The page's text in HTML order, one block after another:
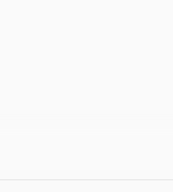
，化为混沌，静待黎明破